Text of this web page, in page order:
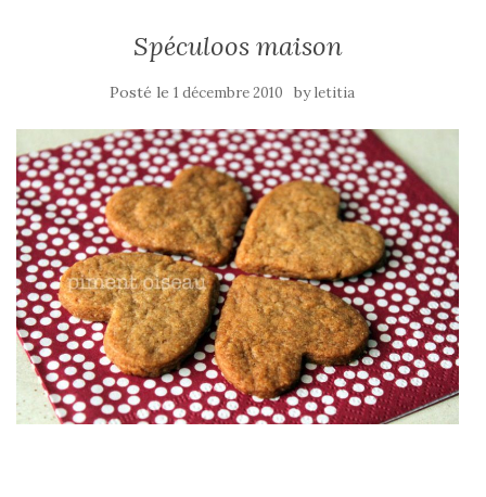
Spéculoos maison
Posté le 1 décembre 2010 byletitia